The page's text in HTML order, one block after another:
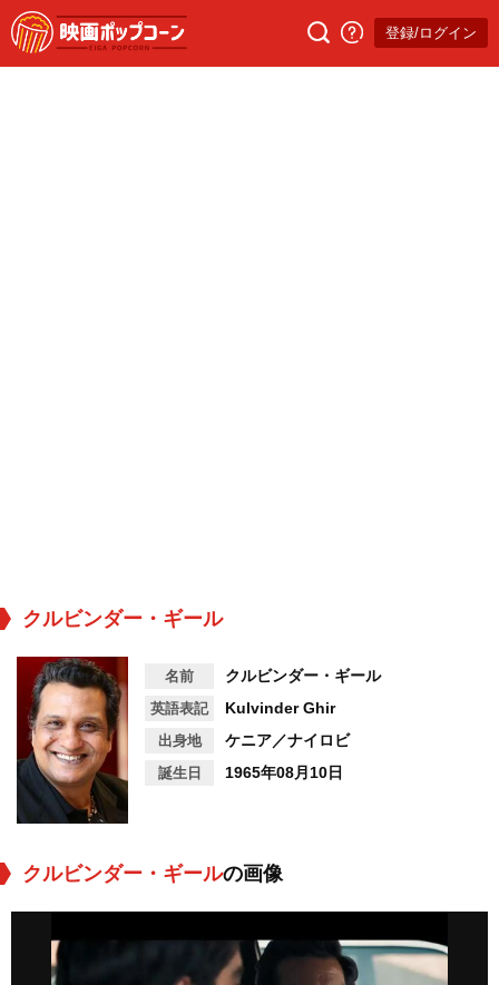
登録/ログイン
クルビンダー・ギール
名前 クルビンダー・ギール
英語表記 Kulvinder Ghir
出身地 ケニア／ナイロビ
誕生日 1965年08月10日
クルビンダー・ギールの画像